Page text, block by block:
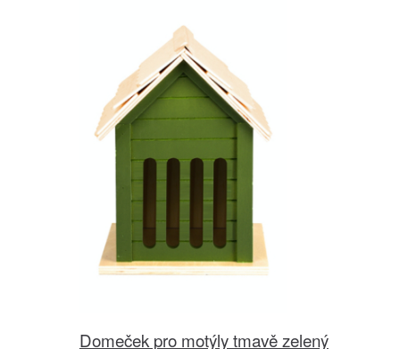
Domeček pro motýly tmavě zelený